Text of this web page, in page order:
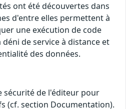
ont été découvertes dans
d'entre elles permettent à
une exécution de code
de service à distance et
des données.
sécurité de l'éditeur pour
(cf. section Documentation).